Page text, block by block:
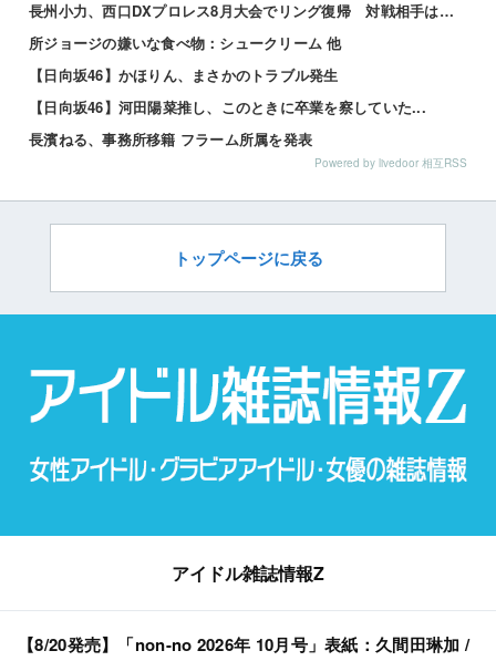
長州小力、西口DXプロレス8月大会でリング復帰 対戦相手はクロちゃん 他
所ジョージの嫌いな食べ物：シュークリーム 他
【日向坂46】かほりん、まさかのトラブル発生
【日向坂46】河田陽菜推し、このときに卒業を察していた...
長濱ねる、事務所移籍 フラーム所属を発表
Powered by livedoor 相互RSS
トップページに戻る
アイドル雑誌情報Z
【8/20発売】「non-no 2026年 10月号」表紙：久間田琳加 /